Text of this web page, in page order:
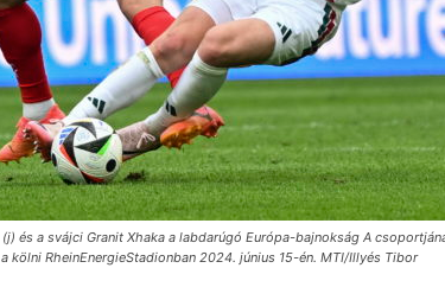
és a svájci Granit Xhaka a labdarúgó Európa-bajnokság A
kölni RheinEnergieStadionban 2024. június 15-én. MTI/Illyés Tibor